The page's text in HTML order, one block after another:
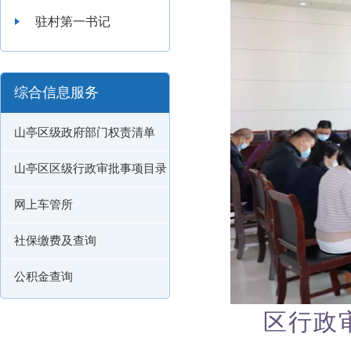
驻村第一书记
综合信息服务
山亭区级政府部门权责清单
山亭区区级行政审批事项目录
网上车管所
社保缴费及查询
公积金查询
区行政